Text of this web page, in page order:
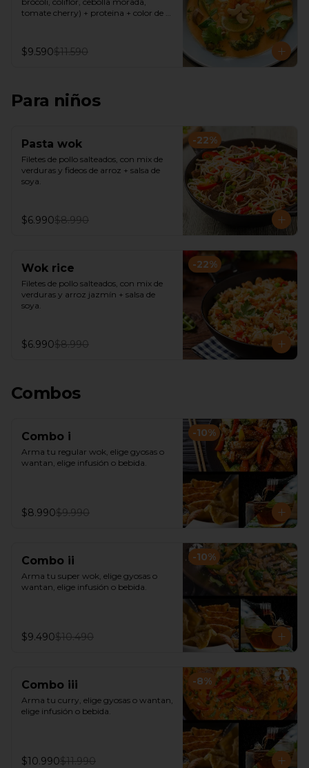
tomate cherry) + proteina + color de
$9.590$11.590
Para niños
-22%
Pasta wok
Filetes de pollo salteados, con mix de
verduras y fideos de arroz + salsa de
soya.
$6.990$8.990
-22%
Wok rice
Filetes de pollo salteados, con mix de
verduras y arroz jazmín + salsa de
soya.
$6.990$8.990
Combos
-10%
Combo i
Arma tu regular wok, elige gyosas o
wantan, elige infusión o bebida.
$8.990$9.990
-10%
Combo ii
Arma tu super wok, elige gyosas o
wantan, elige infusión o bebida.
$9.490$10.490
-8%
Combo iii
Arma tu curry, elige gyosas o wantan,
elige infusión o bebida.
$10.990$11.990